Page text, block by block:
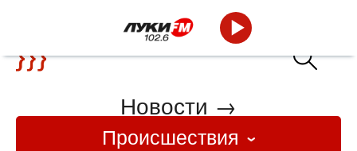
Новости →
Происшествия